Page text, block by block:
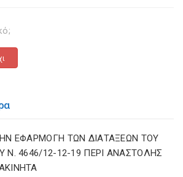
ΕΦΑΡΜΟΓΗ ΤΩΝ ΔΙΑΤΑΞΕΩΝ ΤΟΥ
Ν. 4646/12-12-19 ΠΕΡΙ ΑΝΑΣΤΟΛΗΣ